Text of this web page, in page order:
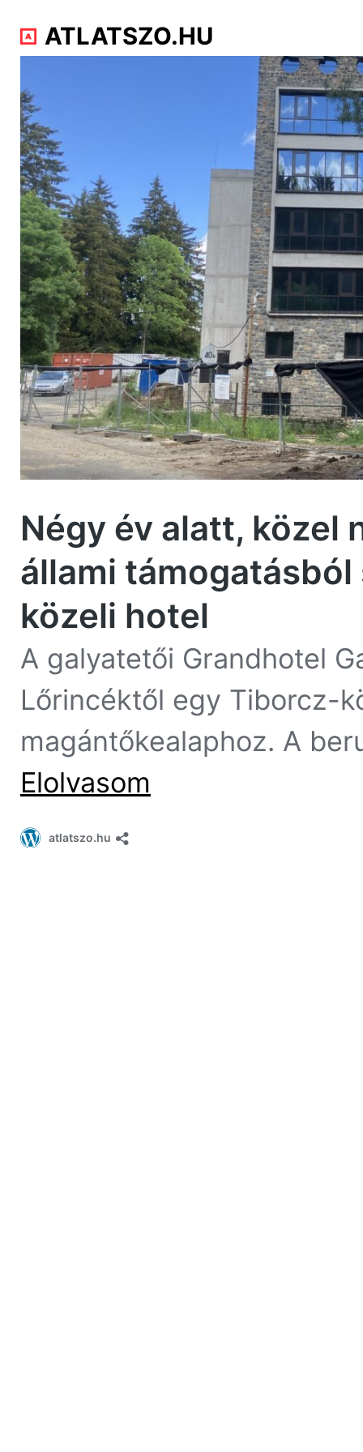
ATLATSZO.HU
Négy év alatt, közel
állami
közeli hotel
A galyatetői Grandhotel
Lőrincéktől egy Tiborcz-
magántőkealaphoz. A
Elolvasom
atlatszo.hu